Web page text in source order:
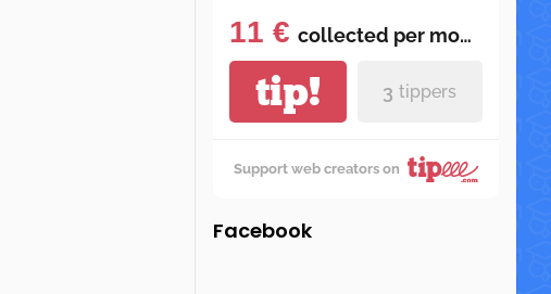
11 € collected per month
tip! 3 tippers
Support web creators on
Facebook